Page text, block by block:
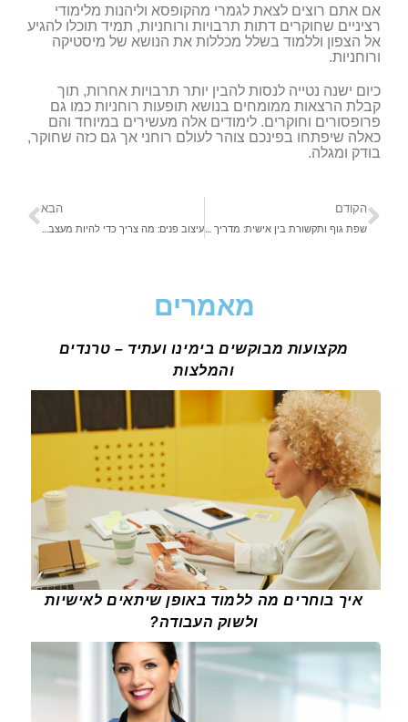
אם אתם רוצים לצאת לגמרי מהקופסא וליהנות מלימודי
רציניים שחוקרים דתות תרבויות ורוחניות, תמיד תוכלו להגיע
אל הצפון וללמוד בשלל מכללות את הנושא של מיסטיקה
ורוחניות.
כיום ישנה נטייה לנסות להבין יותר תרבויות אחרות, תוך
קבלת הרצאות ממומחים בנושא תופעות רוחניות כמו גם
פרופסורים וחוקרים. לימודים אלה מעשירים במיוחד והם
כאלה שיפתחו בפינכם צוהר לעולם רוחני אך גם כזה שחוקר,
בודק ומגלה.
הקודם הבא
מאמרים
מקצועות מבוקשים בימינו ועתיד – טרנדים
והמלצות
איך בוחרים מה ללמוד באופן שיתאים לאישיות
ולשוק העבודה?